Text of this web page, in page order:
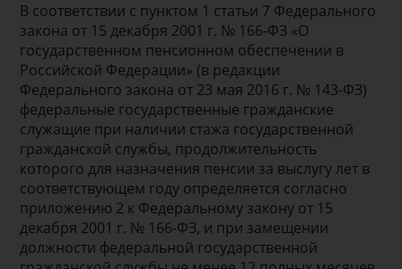
В соответствии с пунктом 1 статьи 7 Федерального
закона от 15 декабря 2001 г. № 166-ФЗ «О
государственном пенсионном обеспечении в
Российской Федерации» (в редакции
Федерального закона от 23 мая 2016 г. № 143-ФЗ)
федеральные государственные гражданские
служащие при наличии стажа государственной
гражданской службы, продолжительность
которого для назначения пенсии за выслугу лет в
соответствующем году определяется согласно
приложению 2 к Федеральному закону от 15
декабря 2001 г. № 166-ФЗ, и при замещении
должности федеральной государственной